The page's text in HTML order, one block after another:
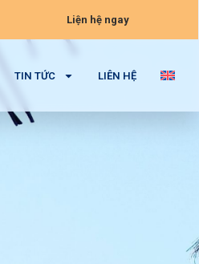
Liện hệ ngay
TIN TỨC LIÊN HỆ